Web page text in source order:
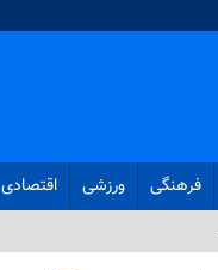
فرهنگی ورزشی اقتصادی